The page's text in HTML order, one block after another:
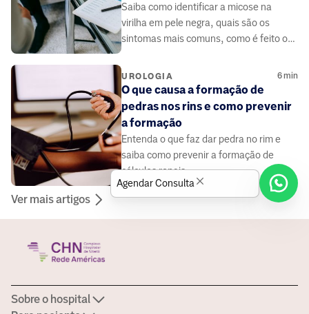
Saiba como identificar a micose na
virilha em pele negra, quais são os
sintomas mais comuns, como é feito o
UROLOGIA 6min
O que causa a formação de
pedras nos rins e como prevenir
a formação
Entenda o que faz dar pedra no rim e
saiba como prevenir a formação de
cálculos renais.
Ver mais artigos
Sobre o hospital
Agendar Consulta